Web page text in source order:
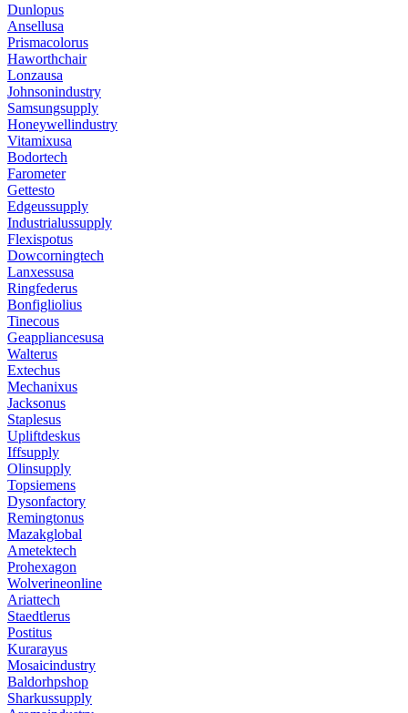
Dunlopus
Ansellusa
Prismacolorus
Haworthchair
Lonzausa
Johnsonindustry
Samsungsupply
Honeywellindustry
Vitamixusa
Bodortech
Farometer
Gettesto
Edgeussupply
Industrialussupply
Flexispotus
Dowcorningtech
Lanxessusa
Ringfederus
Bonfigliolius
Tinecous
Geappliancesusa
Walterus
Extechus
Mechanixus
Jacksonus
Staplesus
Upliftdeskus
Iffsupply
Olinsupply
Topsiemens
Dysonfactory
Remingtonus
Mazakglobal
Ametektech
Prohexagon
Wolverineonline
Ariattech
Staedtlerus
Postitus
Kurarayus
Mosaicindustry
Baldorhpshop
Sharkussupply